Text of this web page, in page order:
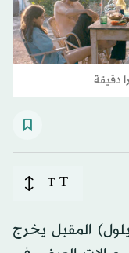
دقيقة
T
T
المقبل يخرج